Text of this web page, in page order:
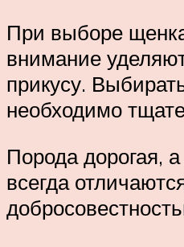
При выборе
внимание
прикусу.
необходимо
Порода дорогая,
всегда